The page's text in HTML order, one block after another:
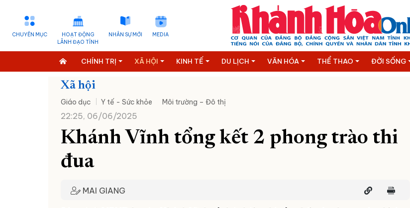
CHUYÊN MỤC
HOẠT ĐỘNG
LÃNH ĐẠO TỈNH
NHÂN SỰ MỚI MEDIA
CHÍNH TRỊ XÃ HỘI KINH TẾ DU LỊCH VĂN HÓA THỂ THAO ĐỜI SỐNG
Xã hội
Giáo dục Y tế - Sức khỏe Môi trường – Đô thị
22:25, 06/06/2025
Khánh Vĩnh tổng kết 2 phong trào thi
đua
MAI GIANG